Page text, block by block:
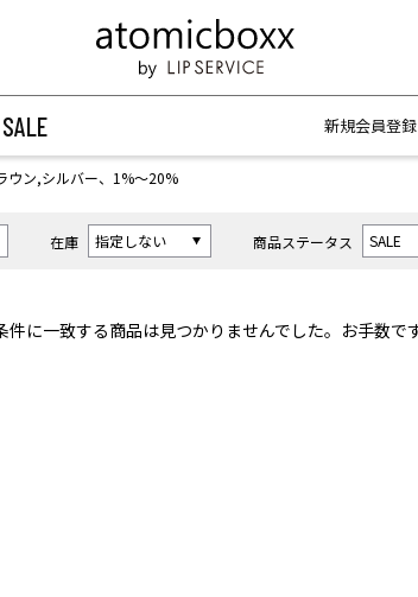
SALE 新規会員登録
ウン,シルバー、1%〜20%
在庫 商品ステータス
件に一致する商品は見つかりませんでした。お手数で